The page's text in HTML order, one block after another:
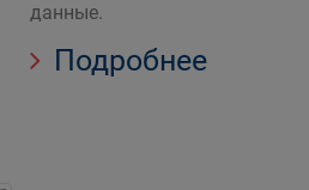
данные.
Подробнее